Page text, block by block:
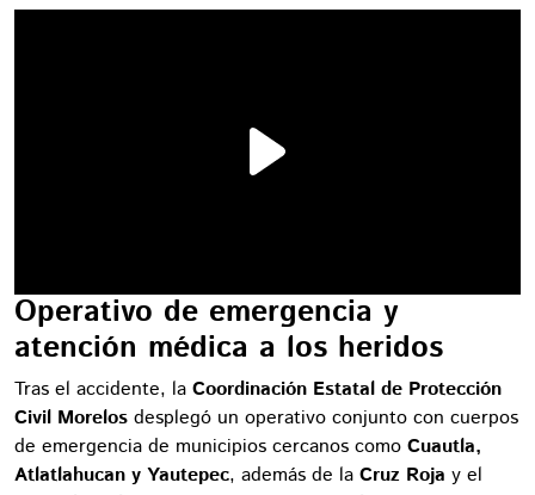
Operativo de emergencia y
atención médica a los heridos
Tras el accidente, la Coordinación Estatal de Protección
Civil Morelos desplegó un operativo conjunto con cuerpos
de emergencia de municipios cercanos como Cuautla,
Atlatlahucan y Yautepec, además de la Cruz Roja y el